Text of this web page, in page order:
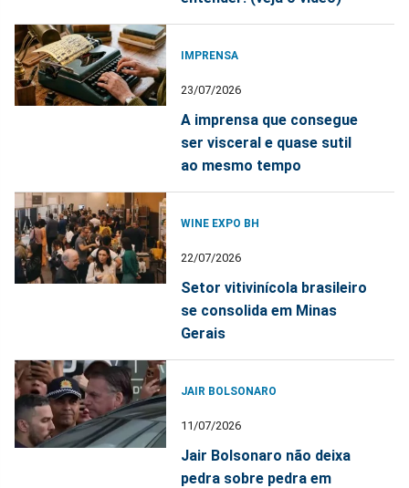
IMPRENSA
23/07/2026
A imprensa que consegue
ser visceral e quase sutil
ao mesmo tempo
WINE EXPO BH
22/07/2026
Setor vitivinícola brasileiro
se consolida em Minas
Gerais
JAIR BOLSONARO
11/07/2026
Jair Bolsonaro não deixa
pedra sobre pedra em